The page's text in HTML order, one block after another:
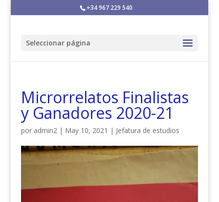
+34 967 229 540
Seleccionar página
Microrrelatos Finalistas
y Ganadores 2020-21
por admin2| May 10, 2021 | Jefatura de estudios